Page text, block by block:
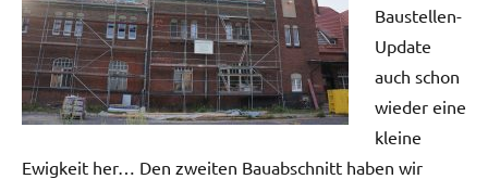
Baustellen-
Update
auch schon
wieder eine
kleine
Ewigkeit her… Den zweiten Bauabschnitt haben wir